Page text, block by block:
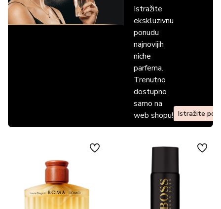
Istražite
ekskluzivnu
ponudu
najnovijih
niche
parfema.
Trenutno
dostupno
samo na
web shopu! Istražite